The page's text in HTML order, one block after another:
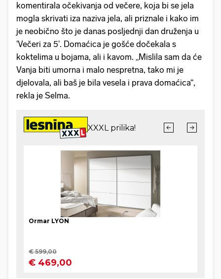
komentirala očekivanja od večere, koja bi se jela
mogla skrivati iza naziva jela, ali priznale i kako im
je neobično što je danas posljednji dan druženja u
'Večeri za 5'. Domaćica je gošće dočekala s
koktelima u bojama, ali i kavom. „Mislila sam da će
Vanja biti umorna i malo nespretna, tako mi je
djelovala, ali baš je bila vesela i prava domaćica“,
rekla je Selma.